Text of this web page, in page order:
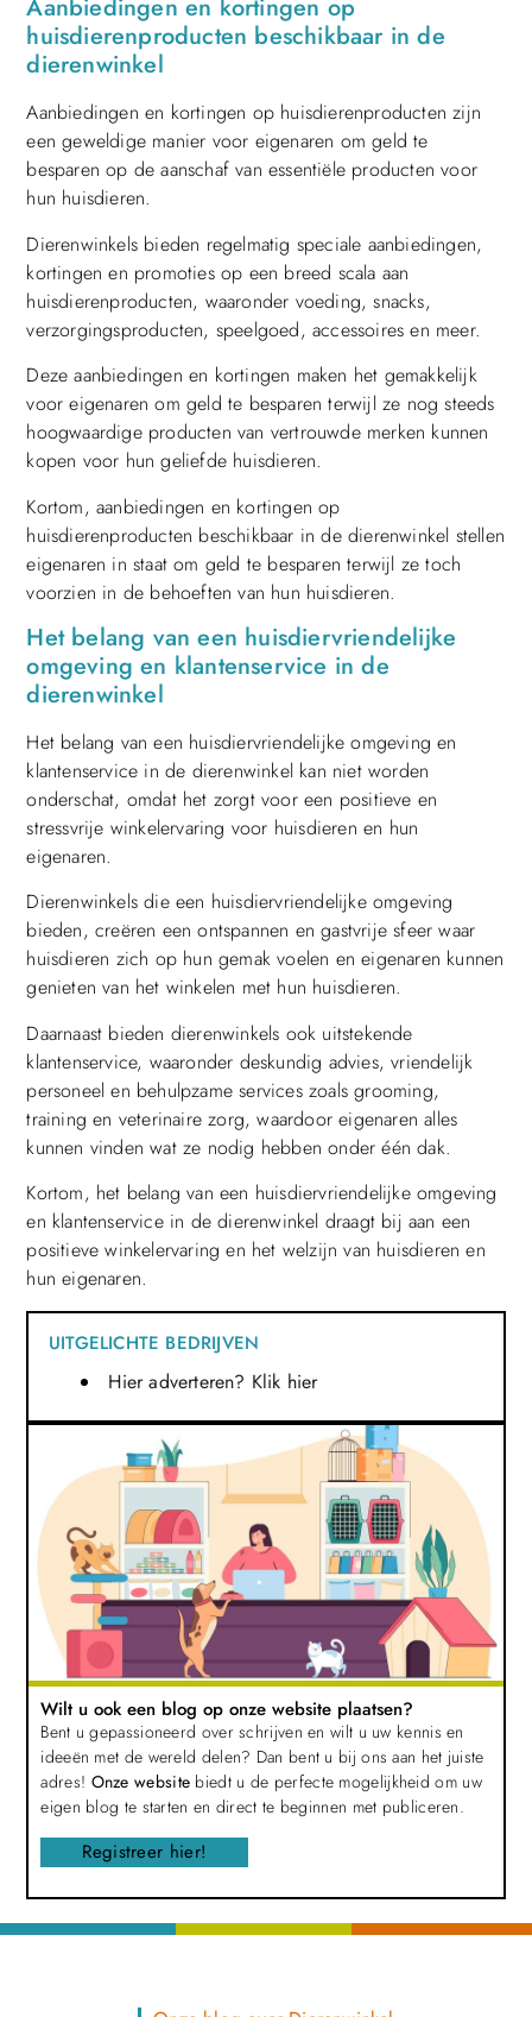
Aanbiedingen en kortingen op
huisdierenproducten beschikbaar in de
dierenwinkel
Aanbiedingen en kortingen op huisdierenproducten zijn
een geweldige manier voor eigenaren om geld te
besparen op de aanschaf van essentiële producten voor
hun huisdieren.
Dierenwinkels bieden regelmatig speciale aanbiedingen,
kortingen en promoties op een breed scala aan
huisdierenproducten, waaronder voeding, snacks,
verzorgingsproducten, speelgoed, accessoires en meer.
Deze aanbiedingen en kortingen maken het gemakkelijk
voor eigenaren om geld te besparen terwijl ze nog steeds
hoogwaardige producten van vertrouwde merken kunnen
kopen voor hun geliefde huisdieren.
Kortom, aanbiedingen en kortingen op
huisdierenproducten beschikbaar in de dierenwinkel stellen
eigenaren in staat om geld te besparen terwijl ze toch
voorzien in de behoeften van hun huisdieren.
Het belang van een huisdiervriendelijke
omgeving en klantenservice in de
dierenwinkel
Het belang van een huisdiervriendelijke omgeving en
klantenservice in de dierenwinkel kan niet worden
onderschat, omdat het zorgt voor een positieve en
stressvrije winkelervaring voor huisdieren en hun
eigenaren.
Dierenwinkels die een huisdiervriendelijke omgeving
bieden, creëren een ontspannen en gastvrije sfeer waar
huisdieren zich op hun gemak voelen en eigenaren kunnen
genieten van het winkelen met hun huisdieren.
Daarnaast bieden dierenwinkels ook uitstekende
klantenservice, waaronder deskundig advies, vriendelijk
personeel en behulpzame services zoals grooming,
training en veterinaire zorg, waardoor eigenaren alles
kunnen vinden wat ze nodig hebben onder één dak.
Kortom, het belang van een huisdiervriendelijke omgeving
en klantenservice in de dierenwinkel draagt bij aan een
positieve winkelervaring en het welzijn van huisdieren en
hun eigenaren.
UITGELICHTE BEDRIJVEN
Hier adverteren? Klik hier
Wilt u ook een blog op onze website plaatsen?
Bent u gepassioneerd over schrijven en wilt u uw kennis en
ideeën met de wereld delen? Dan bent u bij ons aan het juiste
adres! Onze website biedt u de perfecte mogelijkheid om uw
eigen blog te starten en direct te beginnen met publiceren.
Registreer hier!